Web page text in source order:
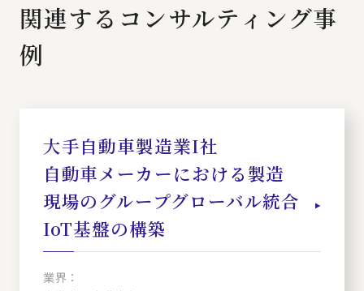
関連するコンサルティング事
例
大手自動車製造業I社
自動車メーカーにおける製造
現場のグループグローバル統合
IoT基盤の構築
業界：